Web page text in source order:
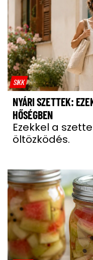
SIKK
NYÁRI SZETTEK:
HŐSÉGBEN
Ezekkel a
öltözködés.